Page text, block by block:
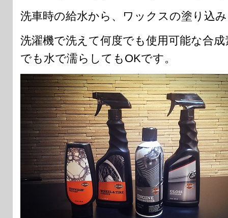
洗車時の給水から、ワックスの塗り込
洗濯機で洗えて何度でも使用可能な合
でも水で濡らしてもOKです。